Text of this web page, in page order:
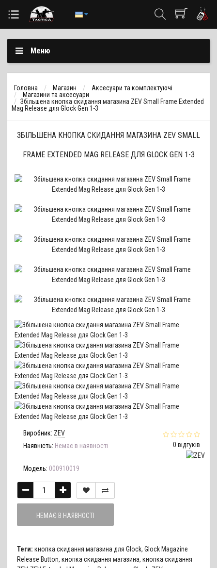
Меню
Головна Магазин
Аксесуари та комплектуючі
Магазини та аксесуари
Збільшена кнопка скидання магазина ZEV Small Frame Extended
Mag Release для Glock Gen 1-3
ЗБІЛЬШЕНА КНОПКА СКИДАННЯ МАГАЗИНА ZEV SMALL
FRAME EXTENDED MAG RELEASE ДЛЯ GLOCK GEN 1-3
0 відгуків
Виробник: ZEV
Наявність: Немає в наявності
Модель: 000910019
НЕМАЄ В НАЯВНОСТІ
Теги: кнопка скидання магазина для Glock, Glock Magazine
Release Button, кнопка скидання магазина, кнопка скидання